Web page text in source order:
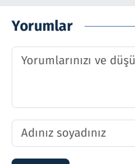
Yorumlar